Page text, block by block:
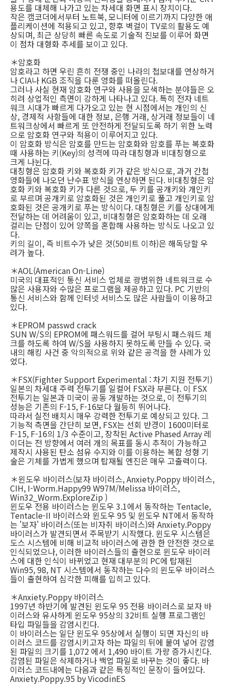
용도를 대체해 나가고 있는 차세대 화면 표시 장치이다.
작은 캠코더에서부터 노트북, 모니터에 이르기까지 다양한 애
플리케이션에 적용되고 있고, 향후 벽걸이 TV로의 활용도 예
상되며, 최근 상당히 빠른 속도로 기술적 진보를 이루어 화면
이 점차 대형화 추세를 보이고 있다.
＊암호화
암호라고 하면 우린 흔히 전쟁 중인 나라의 첩보대를 연상하거
나 CIA나 KGB 조직을 다룬 영화를 떠올린다.
그러나 사실 현재 암호화 연구와 사용을 모색하는 분야들은 오
히려 상업적인 측면이 강하게 나타나고 있다. 특히 전자 네트
워크 시대가 빠르게 다가오고 있는 현 시점에서는 개인의 신
상, 경제적 사항들에 대한 정보, 은행 거래, 상거래 정보들이 네
트워크상에서 빠르게 또 안전하게 전달되도록 하기 위한 노력
으로 암호화 연구와 적용이 이루어지고 있다.
이 암호화 방식은 암호를 만드는 암호화와 암호를 푸는 복호화
때 사용하는 키(Key)의 성격에 따라 대칭형과 비대칭형으로
크게 나뉜다.
대칭형은 암호화 키와 복호화 키가 같은 방식으로, 과거 간첩
영화들에 나오던 난수표 방식을 연상하면 된다. 비대칭형은 암
호화 키와 복호화 키가 다른 것으로, 두 키를 공개키와 개인키
로 부르며 공개키로 암호화된 것은 개인키로 풀고 개인키로 암
호화된 것은 공개키로 푸는 방식이다. 대칭형은 키를 상대에게
전달하는 데 어려움이 있고, 비대칭형은 암호화하는 데 오래
걸리는 단점이 있어 양쪽을 혼합해 사용하는 방식도 나오고 있
다.
키의 길이, 즉 비트수가 낮은 것(50비트 이하)은 해독당할 우
려가 높다.
＊AOL(American On-Line)
미국의 대표적인 통신 서비스 업체로 광범위한 네트워크로 수
많은 사용자와 수많은 프로그램을 제공하고 있다. PC 기반의
통신 서비스와 함께 인터넷 서비스도 많은 사람들이 이용하고
있다.
＊EPROM passwd crack
SUN W/S의 EPROM에 패스워드를 걸어 부팅시 패스워드 체
크를 하도록 하여 W/S을 사용하지 못하도록 만들 수 있다. 국
내의 해킹 사건 중 악의적으로 위와 같은 공격을 한 사례가 있
었다.
＊FSX(Fighter Support Experimental : 차기 지원 전투기)
일본의 차세대 주력 전투기를 일컬어 FSX라 부른다. 이 FSX
전투기는 일본과 미국이 공동 개발하는 것으로, 이 전투기의
성능은 기존의 F-15, F-16보다 월등히 뛰어나다.
따라서 실전 배치시 매우 강력한 전투기로 예상되고 있다. 그
기능적 측면을 간단히 보면, FSX는 선회 반경이 1600미터로
F-15, F-16의 1/3 수준이고, 장착된 Active Phased Array 레
이더는 전 방향에서 여러 개의 목표를 동시 추적이 가능하고
제작시 사용된 탄소 섬유 수지와 이를 이용하는 복합 성형 기
술은 기체를 가볍게 했으며 탑재될 엔진은 매우 고출력이다.
＊윈도우 바이러스(보자 바이러스, Anxiety.Poppy 바이러스,
CIH, I-Worm.Happy99 W97M/Melissa 바이러스,
Win32_Worm.ExploreZip )
윈도우 전용 바이러스는 윈도우 3.1에서 동작하는 Tentacle,
Tentacle-II 바이러스와 윈도우 95 및 윈도우 NT에서 동작하
는 '보자' 바이러스(또는 비자취 바이러스)와 Anxiety.Poppy
바이러스가 발견되면서 주목받기 시작했다. 윈도우 시스템은
도스 시스템에 비해 비교적 바이러스에 관한 한 안전한 것으로
인식되었으나, 이러한 바이러스들의 출현으로 윈도우 바이러
스에 대한 인식이 바뀌었고 현재 대부분의 PC에 탑재된
Win95, 98, NT 시스템에서 동작하는 다수의 윈도우 바이러스
들이 출현하여 심각한 피해를 입히고 있다.
＊Anxiety.Poppy 바이러스
1997년 하반기에 발견된 윈도우 95 전용 바이러스로 보자 바
이러스와 유사하게 윈도우 95상의 32비트 실행 프로그램인
타입 파일들을 감염시킨다.
이 바이러스는 일단 윈도우 95상에서 실행이 되면 자신의 바
이러스 코드를 감염시키고자 하는 파일의 뒤에 붙여 넣어 감염
된 파일의 크기를 1,072 에서 1,490 바이트 가량 증가시킨다.
감염된 파일은 삭제하거나 백업 파일로 바꾸는 것이 좋다. 바
이러스 코드내에는 다음과 같은 특징적인 문장이 들어있다.
Anxiety.Poppy.95 by VicodinES